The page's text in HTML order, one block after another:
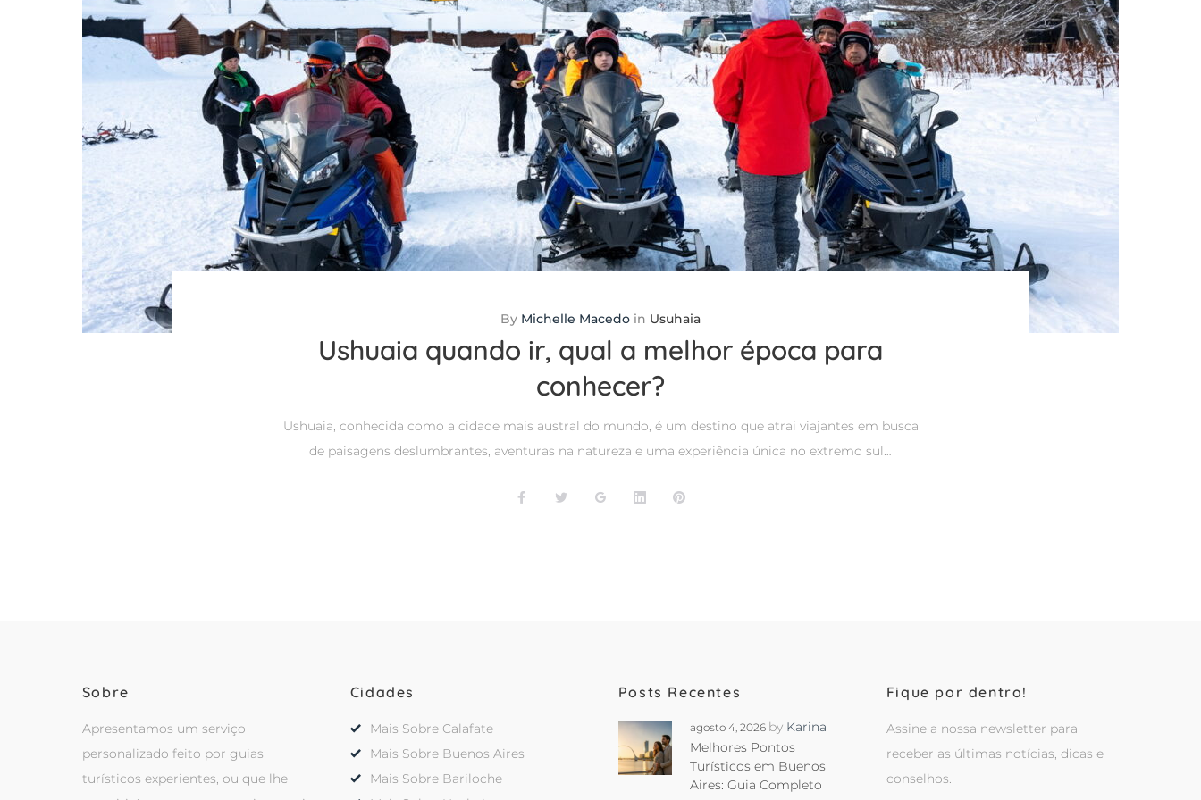
CHEGAR
EM
USHUAIA
By Michelle Macedo in Usuhaia
⁤Ushuaia quando ir, qual a melhor época para
conhecer?
Ushuaia, conhecida como a cidade mais austral do mundo, é um destino que atrai viajantes em busca
de paisagens deslumbrantes, aventuras na natureza e uma experiência única no extremo sul…
FacebookTwitter Google+LinkedInPinterest
Sobre
Apresentamos um serviço
personalizado feito por guias
turísticos experientes, ou que lhe
Cidades
Mais Sobre Calafate
Mais Sobre Buenos Aires
Mais Sobre Bariloche
Posts Recentes
agosto 4, 2026 by Karina
Melhores Pontos
Turísticos em Buenos
Aires: Guia Completo
Fique por dentro!
Assine a nossa newsletter para
receber as últimas notícias, dicas e
conselhos.